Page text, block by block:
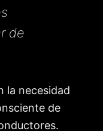
de
la necesidad
de